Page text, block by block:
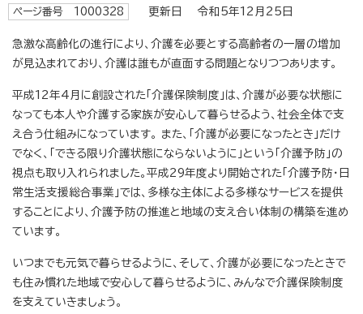
ページ番号 1000328 更新日 令和5年12月25日
急激な高齢化の進行により、介護を必要とする高齢者の一層の増加
が見込まれており、介護は誰もが直面する問題となりつつあります。
平成12年4月に創設された「介護保険制度」は、介護が必要な状態に
なっても本人や介護する家族が安心して暮らせるよう、社会全体で支
え合う仕組みになっています。 また、「介護が必要になったとき」だけ
でなく、「できる限り介護状態にならないように」という「介護予防」の
視点も取り入れられました。平成29年度より開始された「介護予防・日
常生活支援総合事業」では、多様な主体による多様なサービスを提供
することにより、介護予防の推進と地域の支え合い体制の構築を進め
ています。
いつまでも元気で暮らせるように、そして、介護が必要になったときで
も住み慣れた地域で安心して暮らせるように、みんなで介護保険制度
を支えていきましょう。